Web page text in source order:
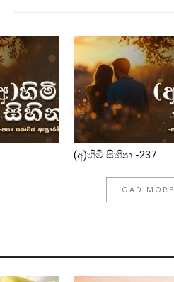
(අ)හිමි සිහින -237
LOAD MORE